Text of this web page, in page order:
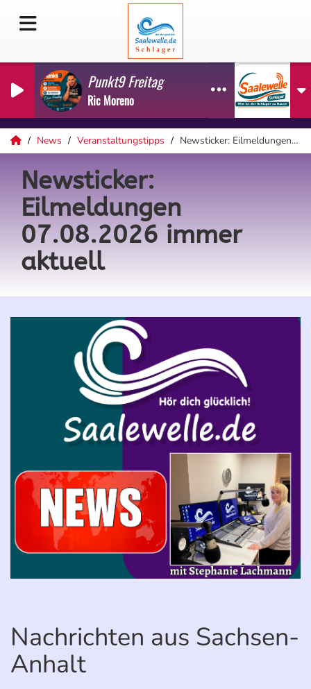
Punkt9 Freitag
Ric Moreno
News Veranstaltungstipps Newsticker: Eilmeldungen 07.08.2026 immer aktuell
Newsticker:
Eilmeldungen
07.08.2026 immer
aktuell
Nachrichten aus Sachsen-
Anhalt